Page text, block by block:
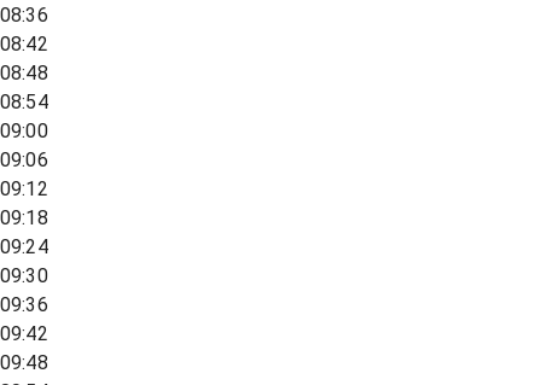
08:36
08:42
08:48
08:54
09:00
09:06
09:12
09:18
09:24
09:30
09:36
09:42
09:48